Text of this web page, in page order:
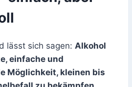
lässt sich sagen: Alkohol
einfache und
Möglichkeit, kleinen bis